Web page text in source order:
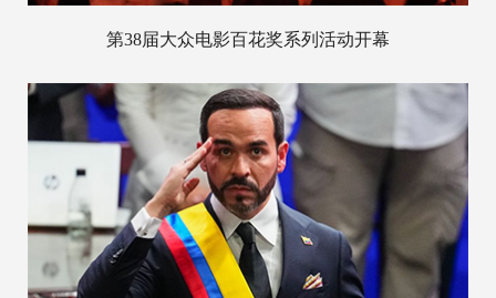
第38届大众电影百花奖系列活动开幕